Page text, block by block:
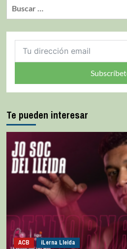
Te pueden interesar
ACB iLerna Lleida